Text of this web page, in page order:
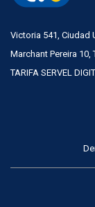
Victoria 541, Ciudad
Marchant Pereira 10,
TARIFA SERVEL